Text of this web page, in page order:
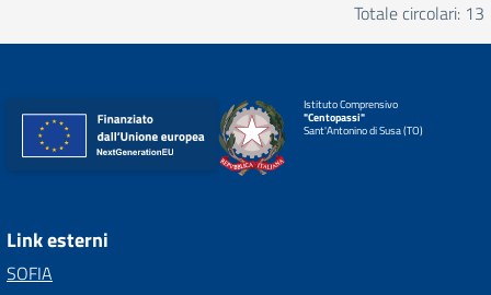
Totale circolari: 13
Istituto Comprensivo
"Centopassi"
Sant'Antonino di Susa (TO)
Link esterni
SOFIA